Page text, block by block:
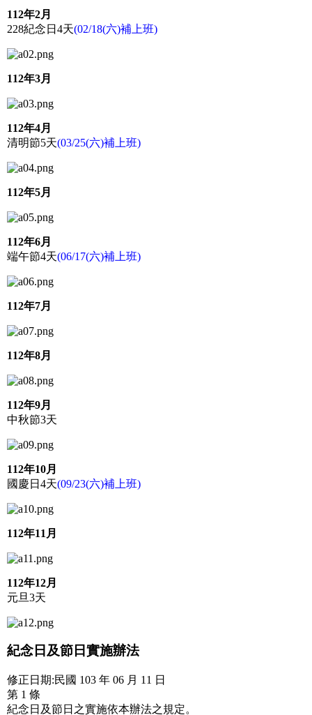
112年2月
228紀念日4天(02/18(六)補上班)
112年3月
112年4月
清明節5天(03/25(六)補上班)
112年5月
112年6月
端午節4天(06/17(六)補上班)
112年7月
112年8月
112年9月
中秋節3天
112年10月
國慶日4天(09/23(六)補上班)
112年11月
112年12月
元旦3天
紀念日及節日實施辦法
修正日期:民國 103 年 06 月 11 日
第 1 條
紀念日及節日之實施依本辦法之規定。